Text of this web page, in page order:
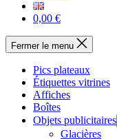
0,00 €
Fermer le menu
Pics plateaux
Étiquettes vitrines
Affiches
Boîtes
Objets publicitaires
Glacières